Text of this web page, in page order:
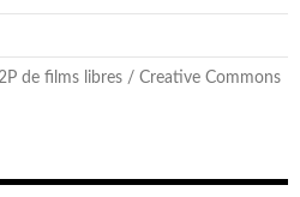
de films libres / Creative Commons